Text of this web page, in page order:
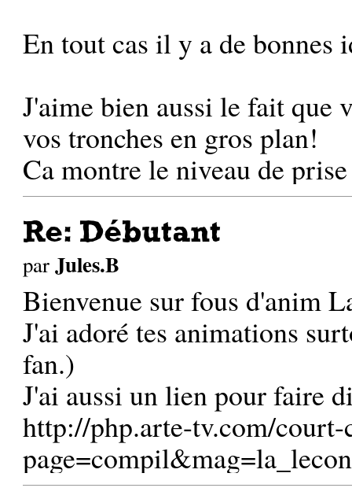
En tout cas il y a de bonnes
J'aime bien aussi le fait que
vos tronches en gros plan!
Ca montre le niveau de
Re: Débutant
parJules.B
Bienvenue sur fous d'anim
J'ai adoré tes animations
fan.)
J'ai aussi un lien pour faire
http://php.arte-tv.com/
page=compil&mag=la_lecon